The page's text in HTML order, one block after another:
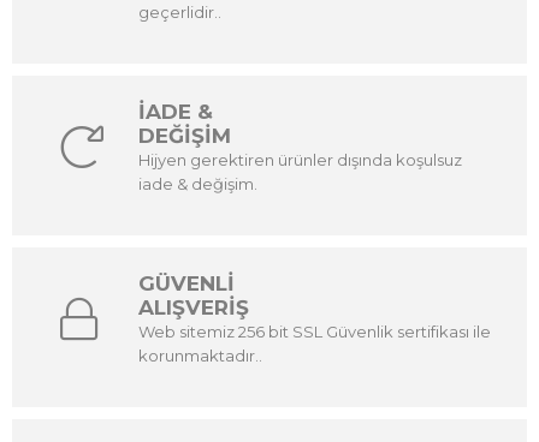
geçerlidir..
İADE &
DEĞİŞİM
Hijyen gerektiren ürünler dışında koşulsuz
iade & değişim.
GÜVENLİ
ALIŞVERİŞ
Web sitemiz 256 bit SSL Güvenlik sertifikası ile
korunmaktadır..